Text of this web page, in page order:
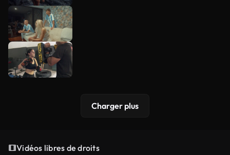
Charger plus
Vidéos libres de droits